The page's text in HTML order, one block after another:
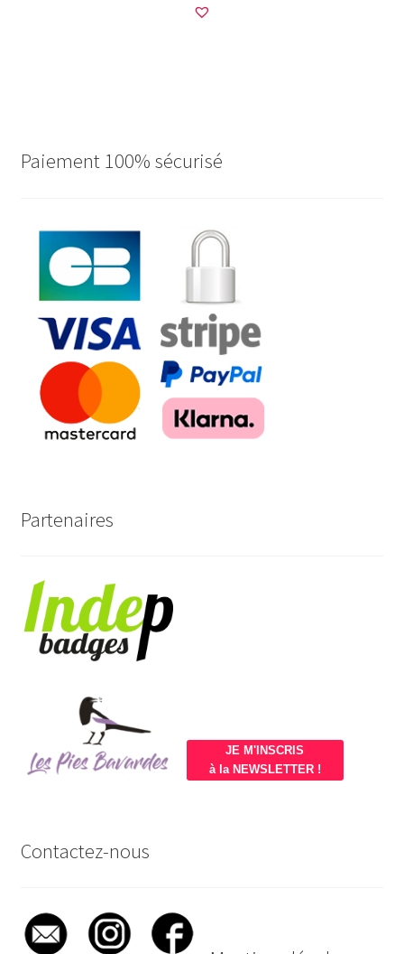
Paiement 100% sécurisé
Partenaires
JE M'INSCRIS
à la NEWSLETTER !
Contactez-nous